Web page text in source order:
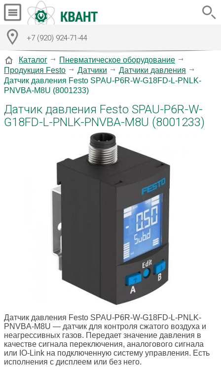
+7 (920) 924-71-44
Каталог
Пневматическое оборудование
Продукция Festo
Датчики
Датчики давления
Датчик давления Festo SPAU-P6R-W-G18FD-L-PNLK-
PNVBA-M8U (8001233)
Датчик давления Festo SPAU-P6R-W-
G18FD-L-PNLK-PNVBA-M8U (8001233)
Датчик давления Festo SPAU-P6R-W-G18FD-L-PNLK-
PNVBA-M8U — датчик для контроля сжатого воздуха и
неагрессивных газов. Передает значение давления в
качестве сигнала переключения, аналогового сигнала
или IO-Link на подключенную систему управления. Есть
исполнения с дисплеем или без него.